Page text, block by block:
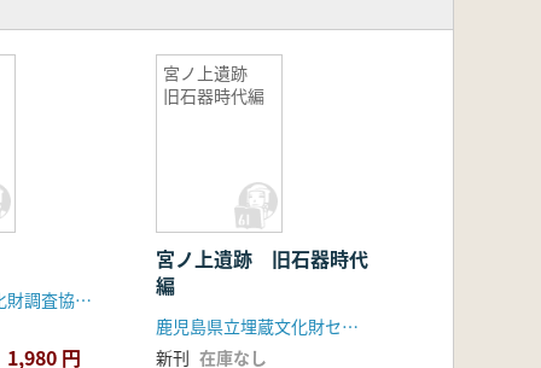
諫早市埋蔵文化財調査協議会
1,980 円
宮ノ上遺跡
旧石器時代編
宮ノ上遺跡 旧石器時代
編
鹿児島県立埋蔵文化財センター
新刊 在庫なし